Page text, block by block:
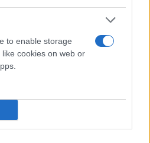
to enable storage
cookies on web or